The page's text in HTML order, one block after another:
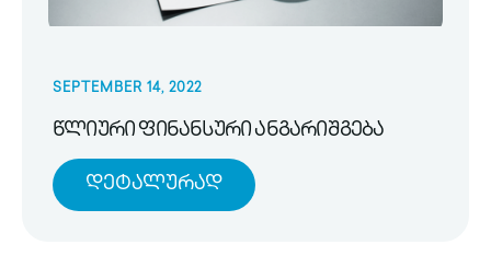
SEPTEMBER 14, 2022
წლიური ფინანსური ანგარიშგება
Დეტალურად